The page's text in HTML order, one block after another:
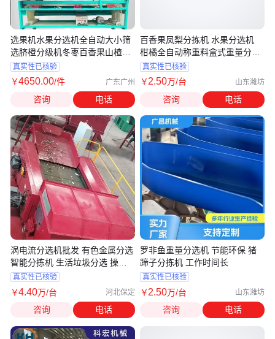
选果机水果分选机全自动大小筛
选脐橙分级机冬枣百香果山楂分
拣机
真实性已核验
￥4650.00/件 广东广州
咨询 电话
涡电流分选机批发 有色金属分选
智能分拣机 生活垃圾分选 操作
简单
真实性已核验
￥4.40万/台 河北保定
咨询 电话
百香果凤梨分拣机 水果分选机
柑橘全自动称重料盒式重量分级
机
真实性已核验
￥2.50万/台 山东潍坊
咨询 电话
罗非鱼重量分选机 节能环保 猪
蹄子分拣机 工作时间长
真实性已核验
￥2.50万/台 山东潍坊
咨询 电话